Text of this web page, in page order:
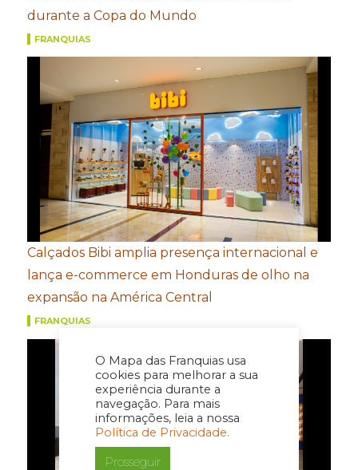
O Mapa das Franquias usa
cookies para melhorar a sua
experiência durante a
navegação. Para mais
informações, leia a nossa
Política de Privacidade.
Prosseguir
durante a Copa do Mundo
FRANQUIAS
Calçados Bibi amplia presença internacional e
lança e-commerce em Honduras de olho na
expansão na América Central
FRANQUIAS